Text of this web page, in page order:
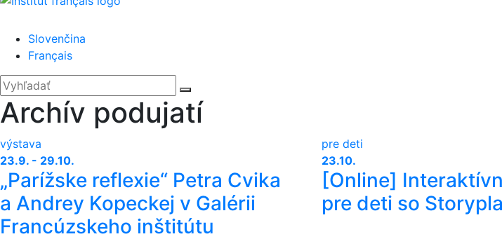
Slovenčina
Français
'.__('Search').'
Zatvoriť
Hľadať:
Vyhľadať
Archív podujatí
výstava
23.9. - 29.10.
„Parížske reflexie“ Petra Cvika
a Andrey Kopeckej v Galérii
Francúzskeho inštitútu
pre deti
23.10.
[Online]
pre deti so